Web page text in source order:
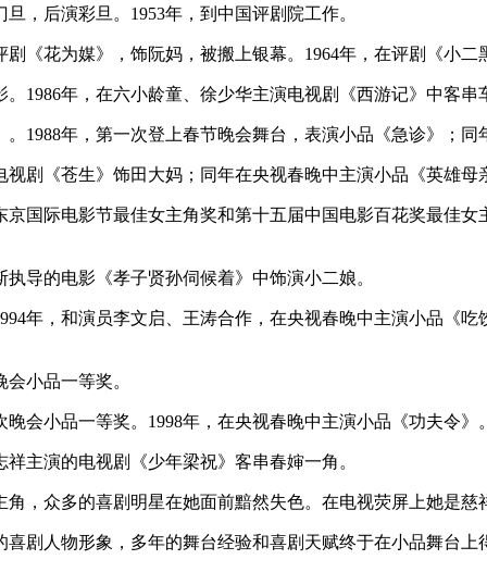
，后演彩旦。1953年，到中国评剧院工作。
《花为媒》，饰阮妈，被搬上银幕。1964年，在评剧《小二
1986年，在六小龄童、徐少华主演电视剧《西游记》中客串
1988年，第一次登上春节晚会舞台，表演小品《急诊》；
剧《苍生》饰田大妈；同年在央视春晚中主演小品《英雄母
国际电影节最佳女主角奖和第十五届中国电影百花奖最佳
导的电影《孝子贤孙伺候着》中饰演小二娘。
年，和演员李文启、王涛合作，在央视春晚中主演小品《
小品一等奖。
会小品一等奖。1998年，在央视春晚中主演小品《功夫令》。
主演的电视剧《少年梁祝》客串春婶一角。
，众多的喜剧明星在她面前黯然失色。在电视荧屏上她是慈
剧人物形象，多年的舞台经验和喜剧天赋终于在小品舞台